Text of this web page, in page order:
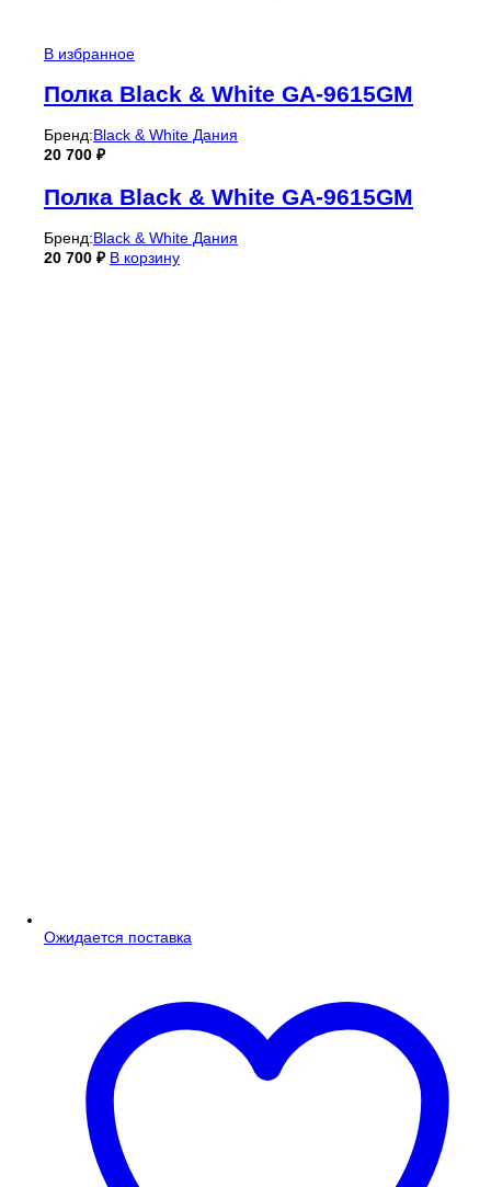
В избранное
Полка Black & White GA-9615GM
Бренд:Black & White Дания
20 700 ₽
Полка Black & White GA-9615GM
Бренд:Black & White Дания
20 700 ₽ В корзину
Ожидается поставка